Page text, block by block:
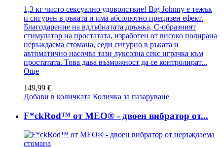
1,3 кг чисто сексуално удоволствие! Big Johnny е тежък
и сигурен в ръката и има абсолютно прецизен ефект.
Благодарение на вдлъбнатата дръжка, С-образният
стимулатор на простатата, изработен от високо полирана
неръждаема стомана, седи сигурно в ръката и
автоматично насочва тази луксозна секс играчка към
простатата. Това дава възможност да се контролират...
Още
149,99 €
Добави в количката Количка за пазаруване
F*ckRod™ от MEO® - двоен вибратор от...